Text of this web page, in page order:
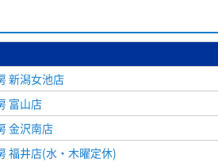
新潟女池店
富山店
金沢南店
福井店(水・木曜定休)